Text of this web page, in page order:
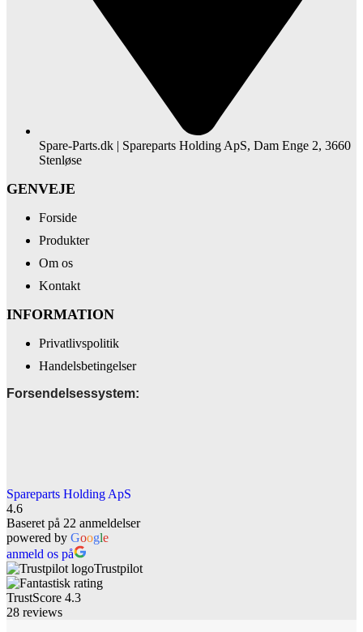
Spare-Parts.dk | Spareparts Holding ApS, Dam Enge 2, 3660
Stenløse
GENVEJE
Forside
Produkter
Om os
Kontakt
INFORMATION
Privatlivspolitik
Handelsbetingelser
Forsendelsessystem:
Spareparts Holding ApS
4.6
Baseret på 22 anmeldelser
powered by Google
anmeld os på
Trustpilot
TrustScore 4.3
28 reviews